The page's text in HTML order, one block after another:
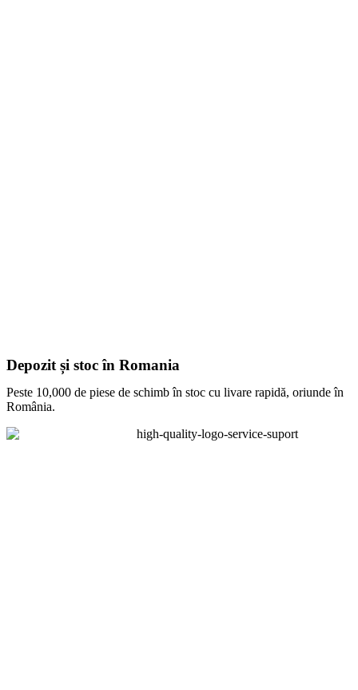
Depozit și stoc în Romania
Peste 10,000 de piese de schimb în stoc cu livare rapidă, oriunde în
România.